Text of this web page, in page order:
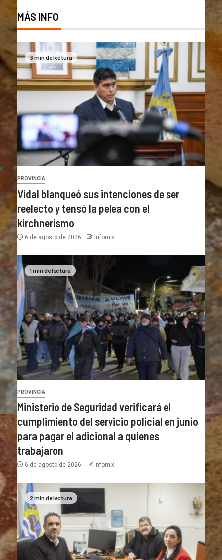
MÁS INFO
3 min de lectura
PROVINCIA
Vidal blanqueó sus intenciones de ser
reelecto y tensó la pelea con el
kirchnerismo
6 de agosto de 2026 Infomix
1 min de lectura
PROVINCIA
Ministerio de Seguridad verificará el
cumplimiento del servicio policial en junio
para pagar el adicional a quienes
trabajaron
6 de agosto de 2026 Infomix
2 min de lectura